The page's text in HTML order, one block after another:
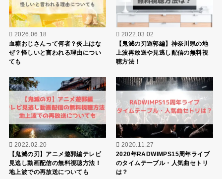
2026.06.18
血糖おじさんって何者？炎上はな
ぜ？怪しいと言われる理由につい
ても
2022.03.02
【鬼滅の刃遊郭編】神奈川県の地
上波再放送や見逃し配信の無料視
聴方法！
2022.02.20
【鬼滅の刃】アニメ遊郭編テレビ
見逃し動画配信の無料視聴方法！
地上波での再放送についても
2020.11.27
2020年RADWIMPS15周年ライブ
のタイムテーブル・人気曲セトリ
は？